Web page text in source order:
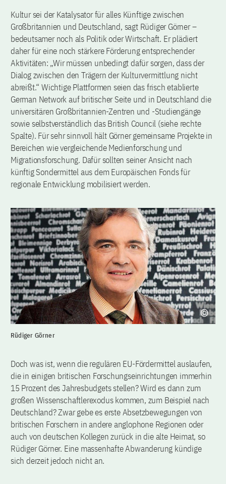
Kultur sei der Katalysator für alles Künftige zwischen
Großbritannien und Deutschland, sagt Rüdiger Görner –
bedeutsamer noch als Politik oder Wirtschaft. Er plädiert
daher für eine noch stärkere Förderung entsprechender
Aktivitäten: „Wir müssen unbedingt dafür sorgen, dass der
Dialog zwischen den Trägern der Kulturvermittlung nicht
abreißt.“ Wichtige Plattformen seien das frisch etablierte
German Network auf britischer Seite und in Deutschland die
universitären Großbritannien-Zentren und -Studiengänge
sowie selbstverständlich das British Council (siehe rechte
Spalte). Für sehr sinnvoll hält Görner gemeinsame Projekte in
Bereichen wie vergleichende Medienforschung und
Migrationsforschung. Dafür sollten seiner Ansicht nach
künftig Sondermittel aus dem Europäischen Fonds für
regionale Entwicklung mobilisiert werden.
Rüdiger Görner
Doch was ist, wenn die regulären EU-Fördermittel auslaufen,
die in einigen britischen Forschungseinrichtungen immerhin
15 Prozent des Jahresbudgets stellen? Wird es dann zum
großen Wissenschaftlerexodus kommen, zum Beispiel nach
Deutschland? Zwar gebe es erste Absetzbewegungen von
britischen Forschern in andere anglophone Regionen oder
auch von deutschen Kollegen zurück in die alte Heimat, so
Rüdiger Görner. Eine massenhafte Abwanderung kündige
sich derzeit jedoch nicht an.